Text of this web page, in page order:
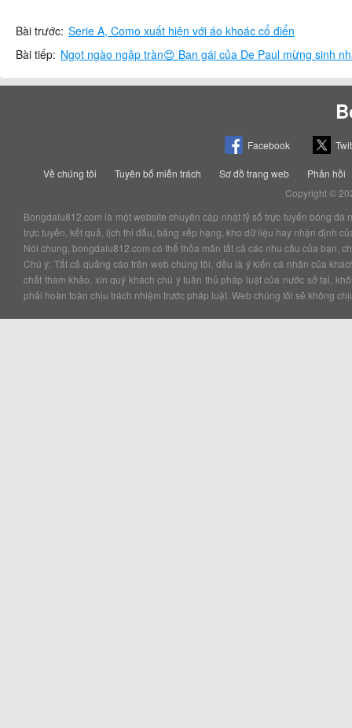
Bài trước: Serie A, Como xuất hiện với áo khoác cổ điển
Bài tiếp:
Facebook
Về chúng tôi Tuyên bố miễn trách Sơ đồ trang web
Phản hồi
Copyright ©
Bongdalu812.com là một website chuyên cập nhật tỷ số trực tuyến bóng
trực tuyến, kết quả, lịch thi đấu, bảng xếp hạng, kho dữ liệu hay nhận định
Nói chung, bongdalu812.com có thể thỏa mãn tất cả các nhu cầu của bạn,
Chú ý: Tất cả quảng cáo trên web chúng tôi, đều là ý kiến cá nhân của
chất tham khảo, xin quý khách chú ý tuân thủ pháp luật của nước sở tại,
phải hoàn toàn chịu trách nhiệm trước pháp luật. Web chúng tôi sẽ không